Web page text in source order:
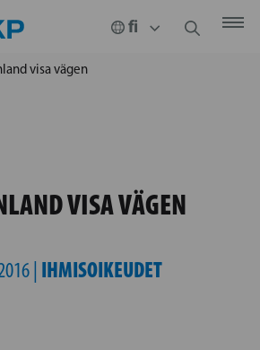
visa vägen
VISA VÄGEN
| IHMISOIKEUDET